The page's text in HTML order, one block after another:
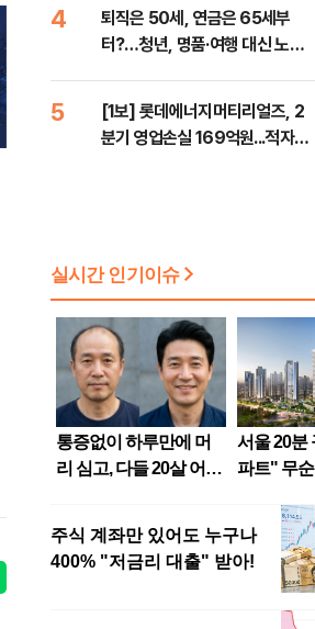
4
퇴직은 50세, 연금은 65세부
터?…청년, 명품·여행 대신 노후
5
[1보] 롯데에너지머티리얼즈, 2
분기 영업손실 169억원...적자지